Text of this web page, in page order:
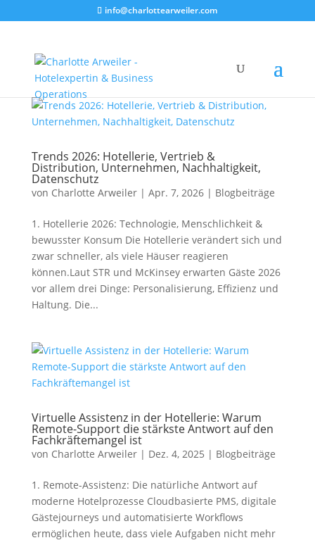
info@charlottearweiler.com
Trends 2026: Hotellerie, Vertrieb &
Distribution, Unternehmen, Nachhaltigkeit,
Datenschutz
von Charlotte Arweiler| Apr. 7, 2026| Blogbeiträge
1. Hotellerie 2026: Technologie, Menschlichkeit &
bewusster Konsum Die Hotellerie verändert sich und
zwar schneller, als viele Häuser reagieren
können.Laut STR und McKinsey erwarten Gäste 2026
vor allem drei Dinge: Personalisierung, Effizienz und
Haltung. Die...
Virtuelle Assistenz in der Hotellerie: Warum
Remote-Support die stärkste Antwort auf den
Fachkräftemangel ist
von Charlotte Arweiler| Dez. 4, 2025 | Blogbeiträge
1. Remote-Assistenz: Die natürliche Antwort auf
moderne Hotelprozesse Cloudbasierte PMS, digitale
Gästejourneys und automatisierte Workflows
ermöglichen heute, dass viele Aufgaben nicht mehr